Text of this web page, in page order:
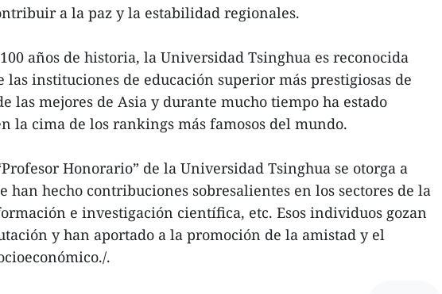
a la paz y la estabilidad regionales.
años de historia, la Universidad Tsinghua es reconocida
las instituciones de educación superior más prestigiosas de
las mejores de Asia y durante mucho tiempo ha estado
la cima de los rankings más famosos del mundo.
Honorario” de la Universidad Tsinghua se otorga a
han hecho contribuciones sobresalientes en los sectores de la
e investigación científica, etc. Esos individuos gozan
y han aportado a la promoción de la amistad y el
.